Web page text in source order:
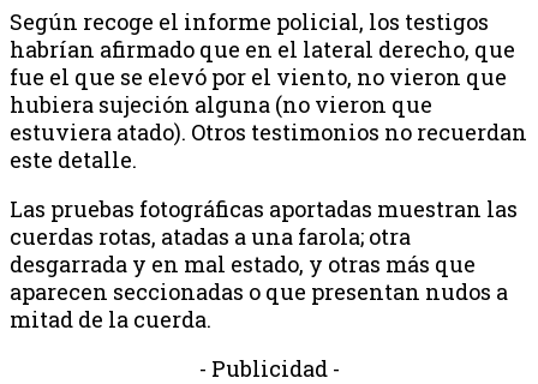
Según recoge el informe policial, los testigos
habrían afirmado que en el lateral derecho, que
fue el que se elevó por el viento, no vieron que
hubiera sujeción alguna (no vieron que
estuviera atado). Otros testimonios no recuerdan
este detalle.
Las pruebas fotográficas aportadas muestran las
cuerdas rotas, atadas a una farola; otra
desgarrada y en mal estado, y otras más que
aparecen seccionadas o que presentan nudos a
mitad de la cuerda.
- Publicidad -